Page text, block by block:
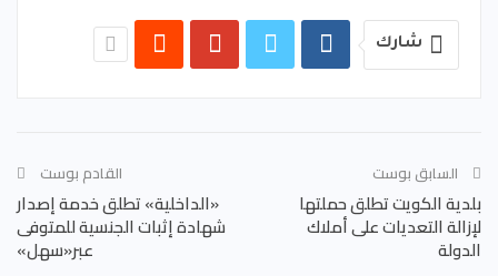
شارك
السابق بوست
بلدية الكويت تطلق حملتها
لإزالة التعديات على أملاك
الدولة
القادم بوست
«الداخلية» تطلق خدمة إصدار
شهادة إثبات الجنسية للمتوفى
عبر«سهل»